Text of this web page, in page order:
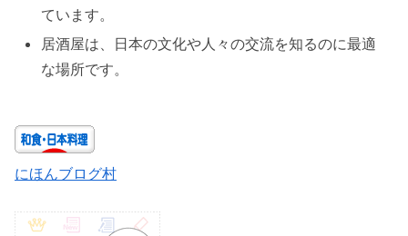
ています。
居酒屋は、日本の文化や人々の交流を知るのに最適
な場所です。
にほんブログ村